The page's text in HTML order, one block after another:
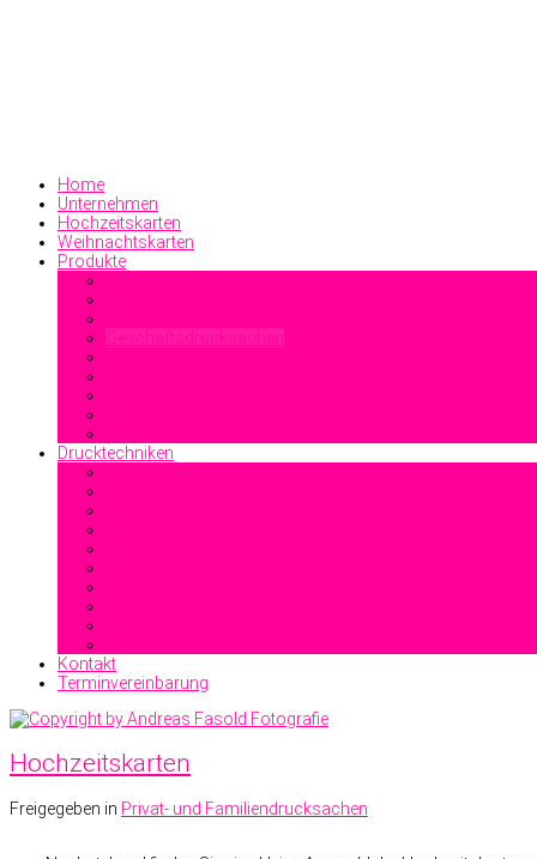
Home
Unternehmen
Hochzeitskarten
Weihnachtskarten
Produkte
Geschäftsdrucksachen
Drucktechniken
Kontakt
Terminvereinbarung
Hochzeitskarten
Freigegeben in Privat- und Familiendrucksachen